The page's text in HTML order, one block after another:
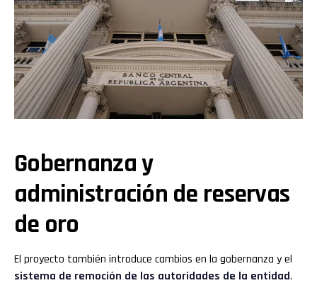
Gobernanza y
administración de reservas
de oro
El proyecto también introduce cambios en la gobernanza y el
sistema de remoción de las autoridades de la entidad.